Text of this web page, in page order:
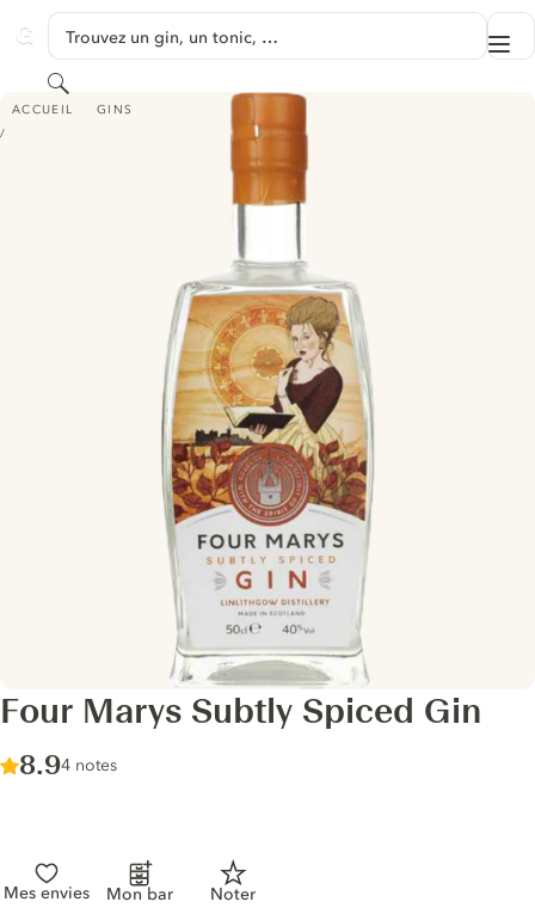
GINVENTORY
Trouvez un gin, un tonic, …
Rechercher
ACCUEIL GINS
FOUR MARYS SUBTLY SPICED GIN
Four Marys Subtly Spiced Gin
Score :
8.9/ 10
4 notes
Mes envies Mon bar Noter